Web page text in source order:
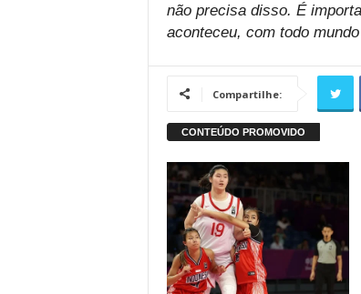
não precisa disso. É
aconteceu, com todo
Compartilhe: